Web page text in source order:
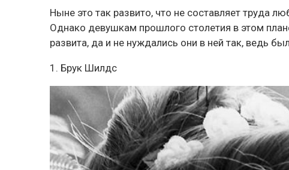
Ныне это так развито, что не составляет труда
Однако девушкам прошлого столетия в этом
развита, да и не нуждались они в ней так, ведь
1. Брук Шилдс